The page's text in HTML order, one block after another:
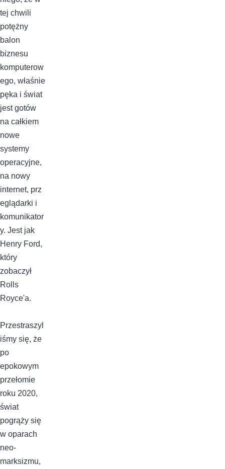
tej chwili
potężny
balon
biznesu
komputerow
ego, właśnie
pęka i świat
jest gotów
na całkiem
nowe
systemy
operacyjne,
na nowy
internet, prz
eglądarki i
komunikator
y. Jest jak
Henry Ford,
który
zobaczył
Rolls
Royce'a.
Przestraszyl
iśmy się, że
po
epokowym
przełomie
roku 2020,
świat
pogrąży się
w oparach
neo-
marksizmu,